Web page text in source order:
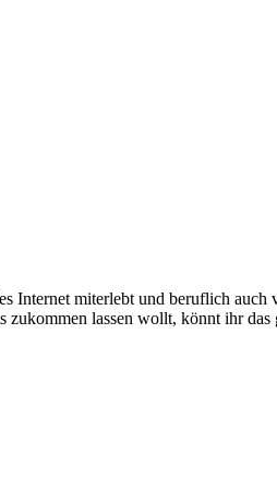
miterlebt und beruflich
lassen wollt, könnt ihr das